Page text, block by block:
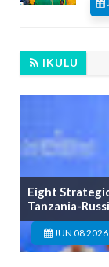
IKULU
Eight
Tanzania-
JUN 08 2026